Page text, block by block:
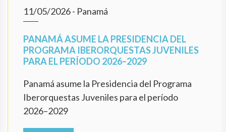
11/05/2026- Panamá
PANAMÁ ASUME LA PRESIDENCIA DEL
PROGRAMA IBERORQUESTAS JUVENILES
PARA EL PERÍODO 2026–2029
Panamá asume la Presidencia del Programa
Iberorquestas Juveniles para el período
2026–2029